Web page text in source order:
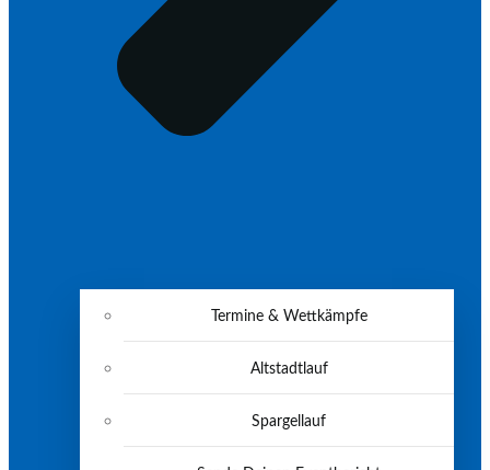
Termine & Wettkämpfe
Altstadtlauf
Spargellauf